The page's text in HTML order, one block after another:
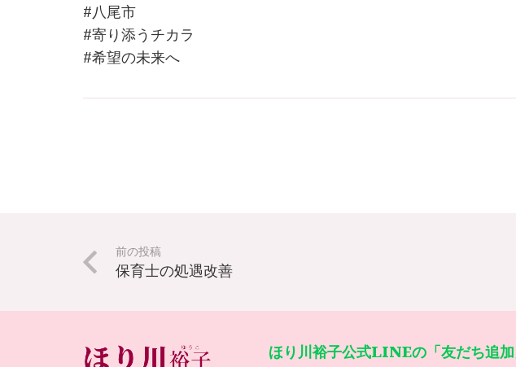
#八尾市
#寄り添うチカラ
#希望の未来へ
前の投稿
保育士の処遇改善
ほり川裕子公式LINEの「友だち追加